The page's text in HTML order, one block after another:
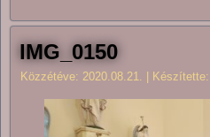
IMG_0150
Közzétéve: 2020.08.21. Készítette: